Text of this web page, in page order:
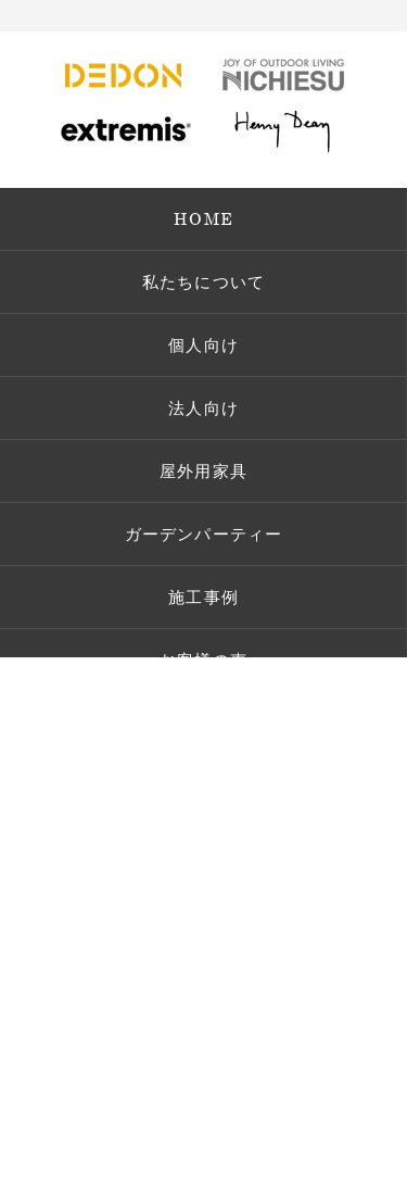
HOME
私たちについて
個人向け
法人向け
屋外用家具
ガーデンパーティー
施工事例
お客様の声